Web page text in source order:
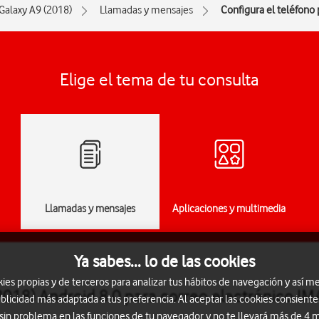
A9 (2018) Llamadas y mensajes Configura el teléfono
Elige el tema de tu consulta
Llamadas y mensajes Aplicaciones y multimedia
Android 8.0 para correo electrónico
Ya sabes... lo de las cookies
propias y de terceros para analizar tus hábitos de navegación y así
más adaptada a tus preferencia. Al aceptar las cookies
problema en las funciones de tu navegador y no te llevará más de 4